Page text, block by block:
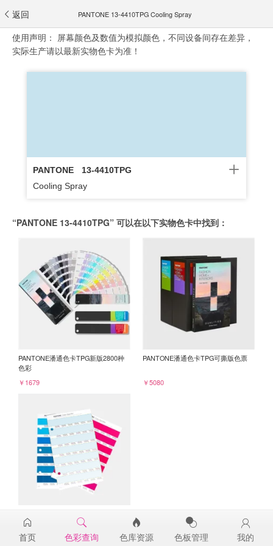
返回 PANTONE 13-4410TPG Cooling Spray
使用声明： 屏幕颜色及数值为模拟颜色，不同设备间存在差异，
实际生产请以最新实物色卡为准！
PANTONE
13-4410TPG
Cooling Spray
“PANTONE 13-4410TPG” 可以在以下实物色卡中找到：
PANTONE潘通色卡TPG新版2800种
色彩
￥1679
PANTONE潘通色卡TPG可撕版色票
￥5080
13-4410TPG
￥98
首页 色彩查询 色库资源 色板管理 我的